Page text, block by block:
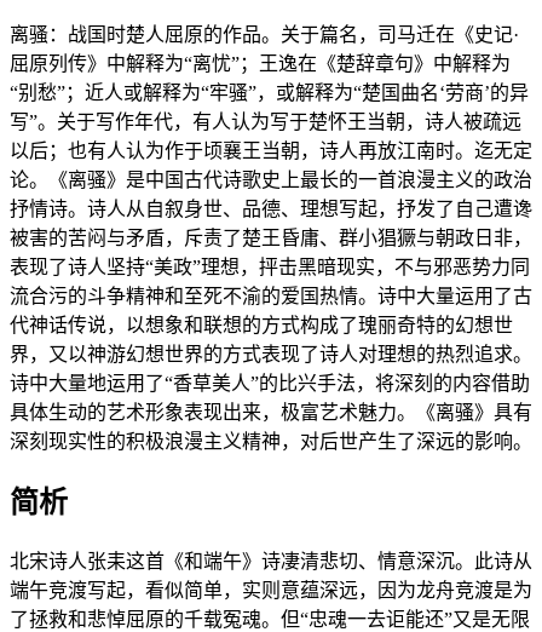
离骚：战国时楚人屈原的作品。关于篇名，司马迁在《史记·
屈原列传》中解释为“离忧”；王逸在《楚辞章句》中解释为
“别愁”；近人或解释为“牢骚”，或解释为“楚国曲名‘劳商’的异
写”。关于写作年代，有人认为写于楚怀王当朝，诗人被疏远
以后；也有人认为作于顷襄王当朝，诗人再放江南时。迄无定
论。《离骚》是中国古代诗歌史上最长的一首浪漫主义的政治
抒情诗。诗人从自叙身世、品德、理想写起，抒发了自己遭谗
被害的苦闷与矛盾，斥责了楚王昏庸、群小猖獗与朝政日非，
表现了诗人坚持“美政”理想，抨击黑暗现实，不与邪恶势力同
流合污的斗争精神和至死不渝的爱国热情。诗中大量运用了古
代神话传说，以想象和联想的方式构成了瑰丽奇特的幻想世
界，又以神游幻想世界的方式表现了诗人对理想的热烈追求。
诗中大量地运用了“香草美人”的比兴手法，将深刻的内容借助
具体生动的艺术形象表现出来，极富艺术魅力。《离骚》具有
深刻现实性的积极浪漫主义精神，对后世产生了深远的影响。
简析
北宋诗人张耒这首《和端午》诗凄清悲切、情意深沉。此诗从
端午竞渡写起，看似简单，实则意蕴深远，因为龙舟竞渡是为
了拯救和悲悼屈原的千载冤魂。但“忠魂一去讵能还”又是无限